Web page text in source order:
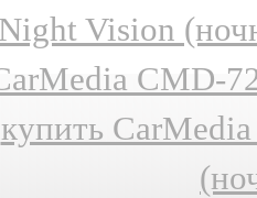
Vision
CMD-
купить